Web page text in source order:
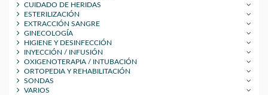
CUIDADO DE HERIDAS
ESTERILIZACIÓN
EXTRACCIÓN SANGRE
GINECOLOGÍA
HIGIENE Y DESINFECCIÓN
INYECCIÓN / INFUSIÓN
OXIGENOTERAPIA / INTUBACIÓN
ORTOPEDIA Y REHABILITACIÓN
SONDAS
VARIOS